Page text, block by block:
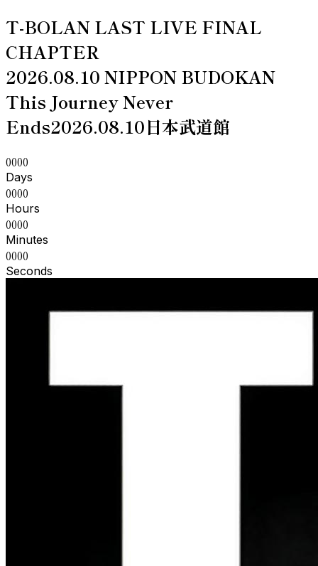
T-BOLAN LAST LIVE FINAL
CHAPTER
2026.08.10 NIPPON BUDOKAN
This Journey Never
Ends2026.08.10日本武道館
0000
Days
0000
Hours
0000
Minutes
0000
Seconds